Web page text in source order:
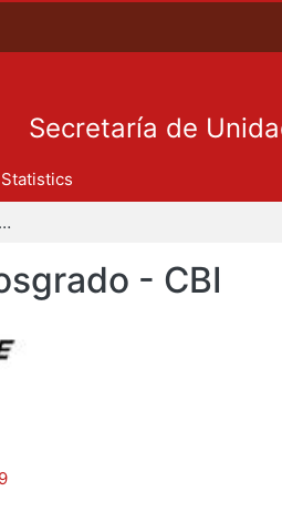
Secretaría de
Statistics
Coordinación de Estudios de Posgrado - CBI
- CBI